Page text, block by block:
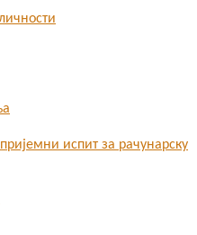
испит за рачунарску